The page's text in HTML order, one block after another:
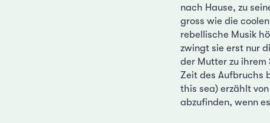
nach Hause, zu
gross wie die
rebellische Musik
zwingt sie erst nur
der Mutter zu ihrem
Zeit des Aufbruchs
this sea) erzählt
abzufinden, wenn